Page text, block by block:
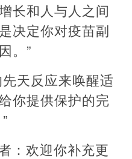
长和人与人之间
决定你对疫苗副
。”
天反应来唤醒适
你提供保护的完
：欢迎你补充更